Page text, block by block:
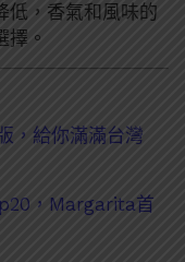
低，香氣和風味的
。
，給你滿滿台灣
，Margarita首